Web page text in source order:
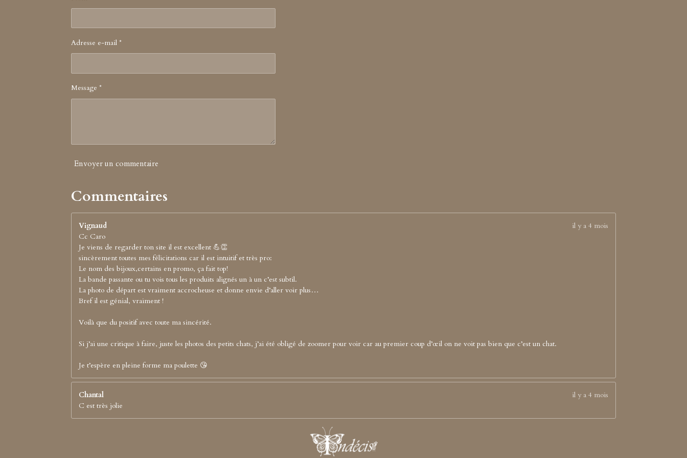
Adresse e-mail *
Message *
Envoyer un commentaire
Commentaires
Vignaud
il y a 4 mois
Cc Caro
Je viens de regarder ton site il est excellent 💪👏
sincèrement toutes mes félicitations car il est intuitif et très pro:
Le nom des bijoux,certains en promo, ça fait top!
La bande passante ou tu vois tous les produits alignés un à un c’est subtil.
La photo de départ est vraiment accrocheuse et donne envie d’aller voir plus…
Bref il est génial, vraiment !
Voilà que du positif avec toute ma sincérité.
Si j’ai une critique à faire, juste les photos des petits chats, j’ai été obligé de zoomer pour voir car au premier coup d’œil on ne voit pas bien que c’est un chat.
Je t’espère en pleine forme ma poulette 😘
Chantal
il y a 4 mois
C est très jolie